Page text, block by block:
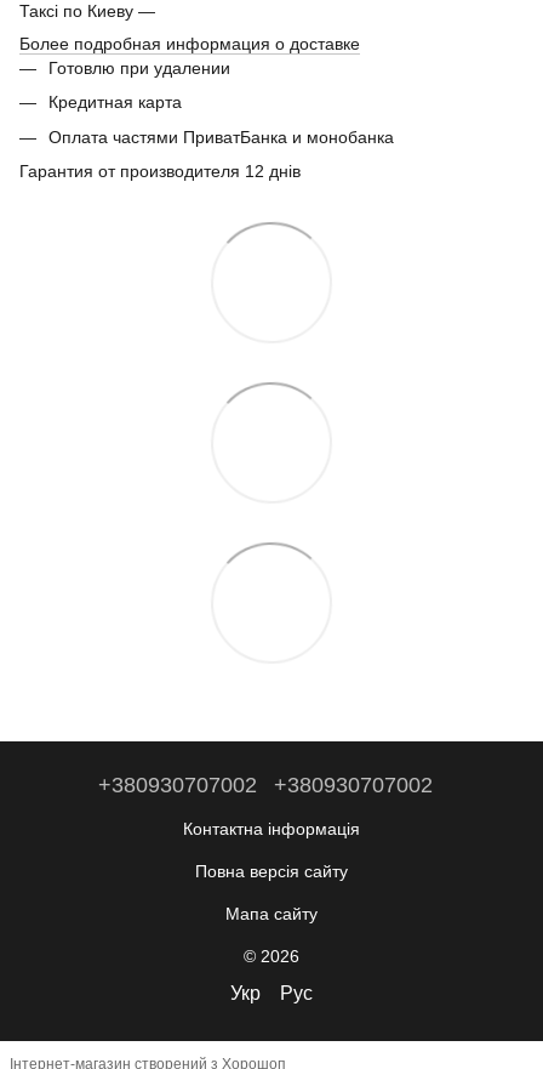
Таксі по Киеву —
Более подробная информация о доставке
Готовлю при удалении
Кредитная карта
Оплата частями ПриватБанка и монобанка
Гарантия от производителя 12 днів
+380930707002 +380930707002
Контактна інформація
Повна версія сайту
Мапа сайту
© 2026
Укр Рус
Інтернет-магазин створений з Хорошоп